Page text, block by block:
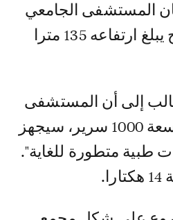
المستشفى الجامعي
الشهير الحالي، ببرج يبلغ ارتفاعه 135 مترا
إلى أن المستشفى
الجامعي الجديدة، بسعة 1000 سرير، سيجهز
طبية متطورة للغاية".